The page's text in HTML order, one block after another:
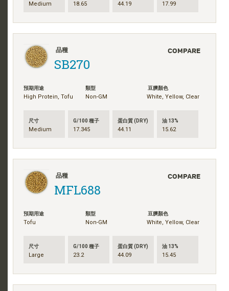
Medium 18.65 44.19 17.99
品種
SB270
預期用途
High Protein, Tofu
類型
Non-GM
豆臍顏色
White, Yellow, Clear
尺寸
Medium
G/100 種子
17.345
蛋白質 (DRY)
44.11
油 13%
15.62
COMPARE
品種
MFL688
預期用途
Tofu
類型
Non-GM
豆臍顏色
White, Yellow, Clear
尺寸
Large
G/100 種子
23.2
蛋白質 (DRY)
44.09
油 13%
15.45
COMPARE